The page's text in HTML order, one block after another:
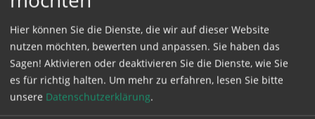
Bitte melden Sie sich mit Ihrem Benutzernamen
und Passwort an.
Hier können Sie die Dienste, die wir auf dieser Website
nutzen möchten, bewerten und anpassen. Sie haben das
Sagen! Aktivieren oder deaktivieren Sie die Dienste, wie Sie
es für richtig halten. Um mehr zu erfahren, lesen Sie bitte
unsere Datenschutzerklärung.